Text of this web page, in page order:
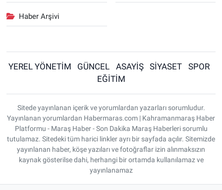
Haber Arşivi
YEREL YÖNETİM GÜNCEL ASAYİŞ SİYASET
SPOR
EĞİTİM
Sitede yayınlanan içerik ve yorumlardan yazarları sorumludur.
Yayınlanan yorumlardan Habermaras.com | Kahramanmaraş Haber
Platformu - Maraş Haber - Son Dakika Maraş Haberleri sorumlu
tutulamaz. Sitedeki tüm harici linkler ayrı bir sayfada açılır. Sitemizde
yayınlanan haber, köşe yazıları ve fotoğraflar izin alınmaksızın
kaynak gösterilse dahi, herhangi bir ortamda kullanılamaz ve
yayınlanamaz